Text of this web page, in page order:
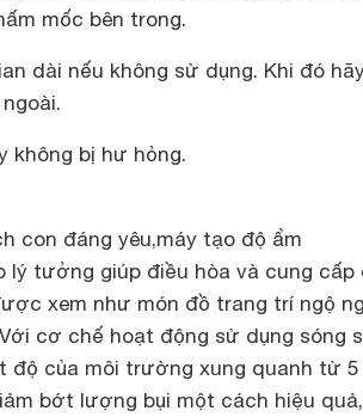
mốc bên trong.
dài nếu không sử dụng. Khi đó
không bị hư hỏng.
con đáng yêu,máy tạo độ ẩm
lý tưởng giúp điều hòa và cung cấp
xem như món đồ trang trí ngộ
cơ chế hoạt động sử dụng sóng
độ của môi trường xung quanh từ 5
bớt lượng bụi một cách hiệu quả,